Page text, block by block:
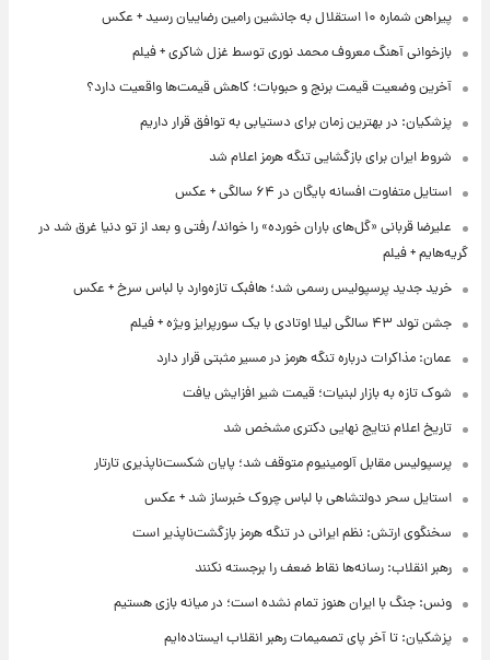
پیراهن شماره ۱۰ استقلال به جانشین رامین رضاییان رسید + عکس
بازخوانی آهنگ معروف محمد نوری توسط غزل شاکری + فیلم
آخرین وضعیت قیمت برنج و حبوبات؛ کاهش قیمت‌ها واقعیت دارد؟
پزشکیان: در بهترین زمان برای دستیابی به توافق قرار داریم
شروط ایران برای بازگشایی تنگه هرمز اعلام شد
استایل متفاوت افسانه بایگان در ۶۴ سالگی + عکس
علیرضا قربانی «گل‌های باران خورده» را خواند/ رفتی و بعد از تو دنیا غرق شد در
گریه‌هایم + فیلم
خرید جدید پرسپولیس رسمی شد؛ هافبک تازه‌وارد با لباس سرخ + عکس
جشن تولد ۴۳ سالگی لیلا اوتادی با یک سورپرایز ویژه + فیلم
عمان: مذاکرات درباره تنگه هرمز در مسیر مثبتی قرار دارد
شوک تازه به بازار لبنیات؛ قیمت شیر افزایش یافت
تاریخ اعلام نتایج نهایی دکتری مشخص شد
پرسپولیس مقابل آلومینیوم متوقف شد؛ پایان شکست‌ناپذیری تارتار
استایل سحر دولتشاهی با لباس چروک خبرساز شد + عکس
سخنگوی ارتش: نظم ایرانی در تنگه هرمز بازگشت‌ناپذیر است
رهبر انقلاب: رسانه‌ها نقاط ضعف را برجسته نکنند
ونس: جنگ با ایران هنوز تمام نشده است؛ در میانه بازی هستیم
پزشکیان: تا آخر پای تصمیمات رهبر انقلاب ایستاده‌ایم